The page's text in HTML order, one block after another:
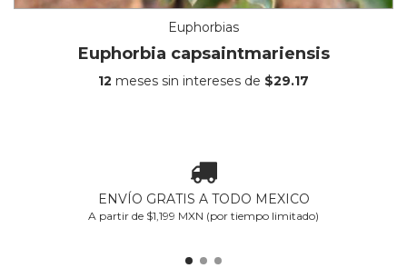
Euphorbias
Euphorbia capsaintmariensis
12 meses sin intereses de $29.17
ENVÍO GRATIS A TODO MEXICO
A partir de $1,199 MXN (por tiempo limitado)